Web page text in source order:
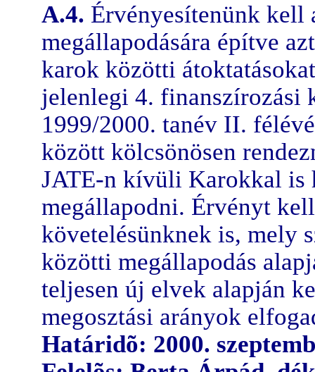
A.4. Érvényesítenünk kell
megállapodására építve
karok közötti
jelenlegi 4. finanszírozási
1999/2000. tanév II.
között kölcsönösen
JATE-n kívüli Karokkal is
megállapodni. Érvényt
követelésünknek is, mely
közötti megállapodás
teljesen új elvek alapján
megosztási arányok
Határidõ: 2000.